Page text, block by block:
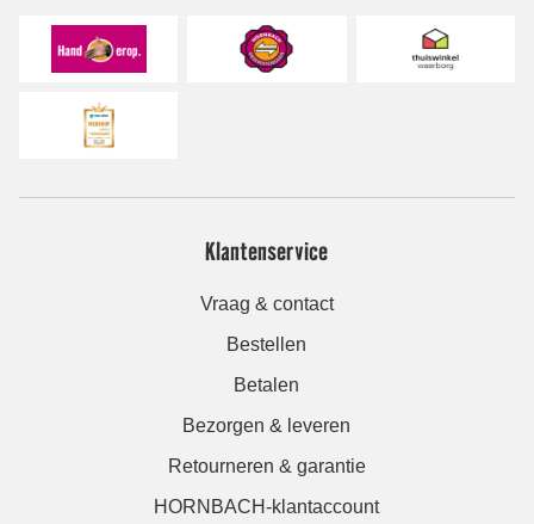
Klantenservice
Vraag & contact
Bestellen
Betalen
Bezorgen & leveren
Retourneren & garantie
HORNBACH-klantaccount